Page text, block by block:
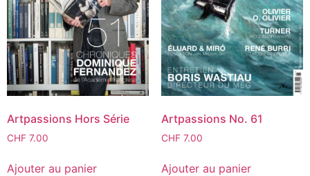
Artpassions Hors Série
CHF 7.00
Ajouter au panier
Artpassions No. 61
CHF7.00
Ajouter au panier